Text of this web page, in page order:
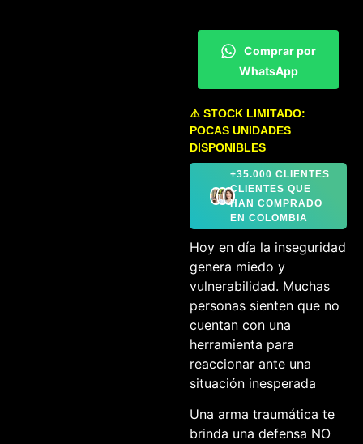
Comprar por
WhatsApp
⚠️ STOCK LIMITADO:
POCAS UNIDADES
DISPONIBLES
+35.000 CLIENTES
CLIENTES QUE
HAN COMPRADO
EN COLOMBIA
Hoy en día la inseguridad
genera miedo y
vulnerabilidad. Muchas
personas sienten que no
cuentan con una
herramienta para
reaccionar ante una
situación inesperada
Una arma traumática te
brinda una defensa NO